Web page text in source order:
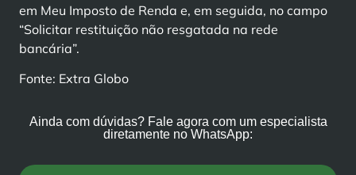
em Meu Imposto de Renda e, em seguida, no campo
“Solicitar restituição não resgatada na rede
bancária”.
Fonte: Extra Globo
Ainda com dúvidas? Fale agora com um especialista
diretamente no WhatsApp: